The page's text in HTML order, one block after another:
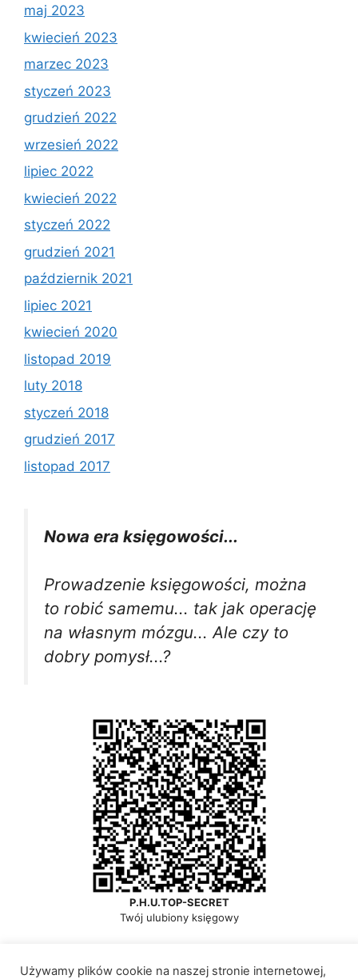
maj 2023
kwiecień 2023
marzec 2023
styczeń 2023
grudzień 2022
wrzesień 2022
lipiec 2022
kwiecień 2022
styczeń 2022
grudzień 2021
październik 2021
lipiec 2021
kwiecień 2020
listopad 2019
luty 2018
styczeń 2018
grudzień 2017
listopad 2017
Nowa era księgowości...
Prowadzenie księgowości, można
to robić samemu... tak jak operację
na własnym mózgu... Ale czy to
dobry pomysł...?
P.H.U.TOP-SECRET
Twój ulubiony księgowy
Używamy plików cookie na naszej stronie internetowej,